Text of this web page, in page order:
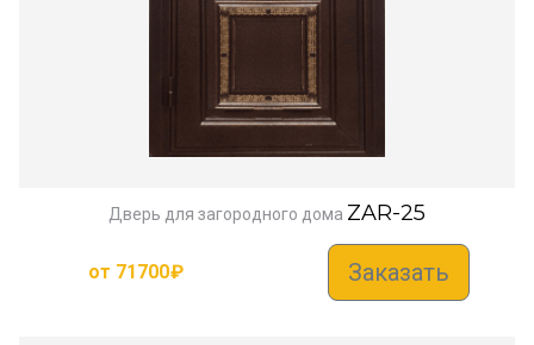
Дверь для загородного дома ZAR-25
от 71700₽ Заказать